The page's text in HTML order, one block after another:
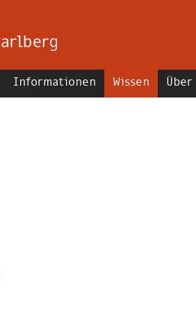
Informationen Wissen Über